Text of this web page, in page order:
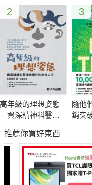
◎ 他們說，外遇只是一
◆ 事實是：每段外遇背後
◎ 他們說，外遇的創傷
◆ 事實是：通過這本書
重新找回自我價值。
◎ 他們說，外遇是不可原
◆ 事實是：深入瞭解外
建破碎的信任。
2
高年級的理想姿態
－資深精神科醫師
3
隨他
銷突
巧【
信片
推薦你買好東西